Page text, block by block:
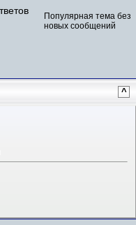
Популярная тема без
новых сообщений
^